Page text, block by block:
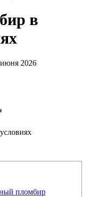
в
2026
пломбир